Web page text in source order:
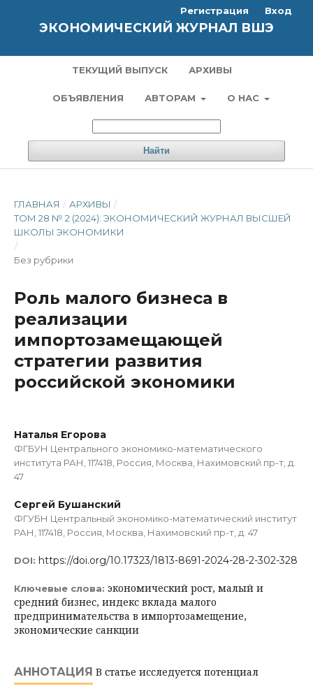
ЭКОНОМИЧЕСКИЙ ЖУРНАЛ ВШЭ
ТЕКУЩИЙ ВЫПУСК АРХИВЫ
ОБЪЯВЛЕНИЯ АВТОРАМ О НАС
Найти
Регистрация Вход
ГЛАВНАЯ / АРХИВЫ /
ТОМ 28 № 2 (2024): ЭКОНОМИЧЕСКИЙ ЖУРНАЛ ВЫСШЕЙ
ШКОЛЫ ЭКОНОМИКИ
/
Без рубрики
Роль малого бизнеса в
реализации
импортозамещающей
стратегии развития
российской экономики
Наталья Егорова
ФГБУН Центрального экономико-математического
института РАН, 117418, Россия, Москва, Нахимовский пр-т, д.
47
Сергей Бушанский
ФГУБН Центральный экономико-математический институт
РАН, 117418, Россия, Москва, Нахимовский пр-т, д. 47
DOI: https://doi.org/10.17323/1813-8691-2024-28-2-302-328
Ключевые слова: экономический рост, малый и
средний бизнес, индекс вклада малого
предпринимательства в импортозамещение,
экономические санкции
АННОТАЦИЯ В статье исследуется потенциал